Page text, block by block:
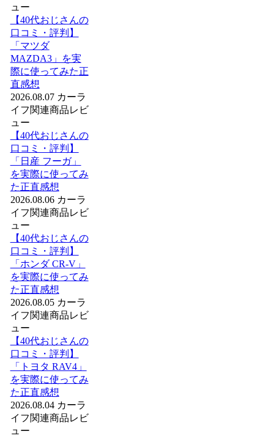
ュー
【40代おじさんの
口コミ・評判】
「マツダ
MAZDA3」を実
際に使ってみた正
直感想
2026.08.07 カーラ
イフ関連商品レビ
ュー
【40代おじさんの
口コミ・評判】
「日産 フーガ」
を実際に使ってみ
た正直感想
2026.08.06 カーラ
イフ関連商品レビ
ュー
【40代おじさんの
口コミ・評判】
「ホンダ CR-V」
を実際に使ってみ
た正直感想
2026.08.05 カーラ
イフ関連商品レビ
ュー
【40代おじさんの
口コミ・評判】
「トヨタ RAV4」
を実際に使ってみ
た正直感想
2026.08.04 カーラ
イフ関連商品レビ
ュー